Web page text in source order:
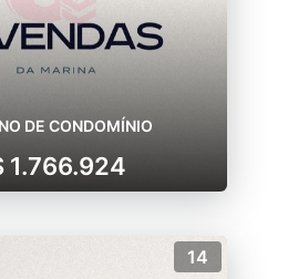
DE CONDOMÍNIO
1.766.924
14